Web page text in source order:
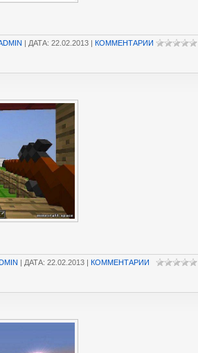
| ДАТА: 22.02.2013 | КОММЕНТАРИИ
| ДАТА: 22.02.2013
КОММЕНТАРИИ